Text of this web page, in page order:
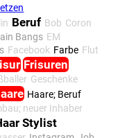
Beruf Bob Coron
Bangs EM
Facebook Farbe Flut
Frisuren
Geschenke
Haare; Beruf
neuer Inhaber
Stylist